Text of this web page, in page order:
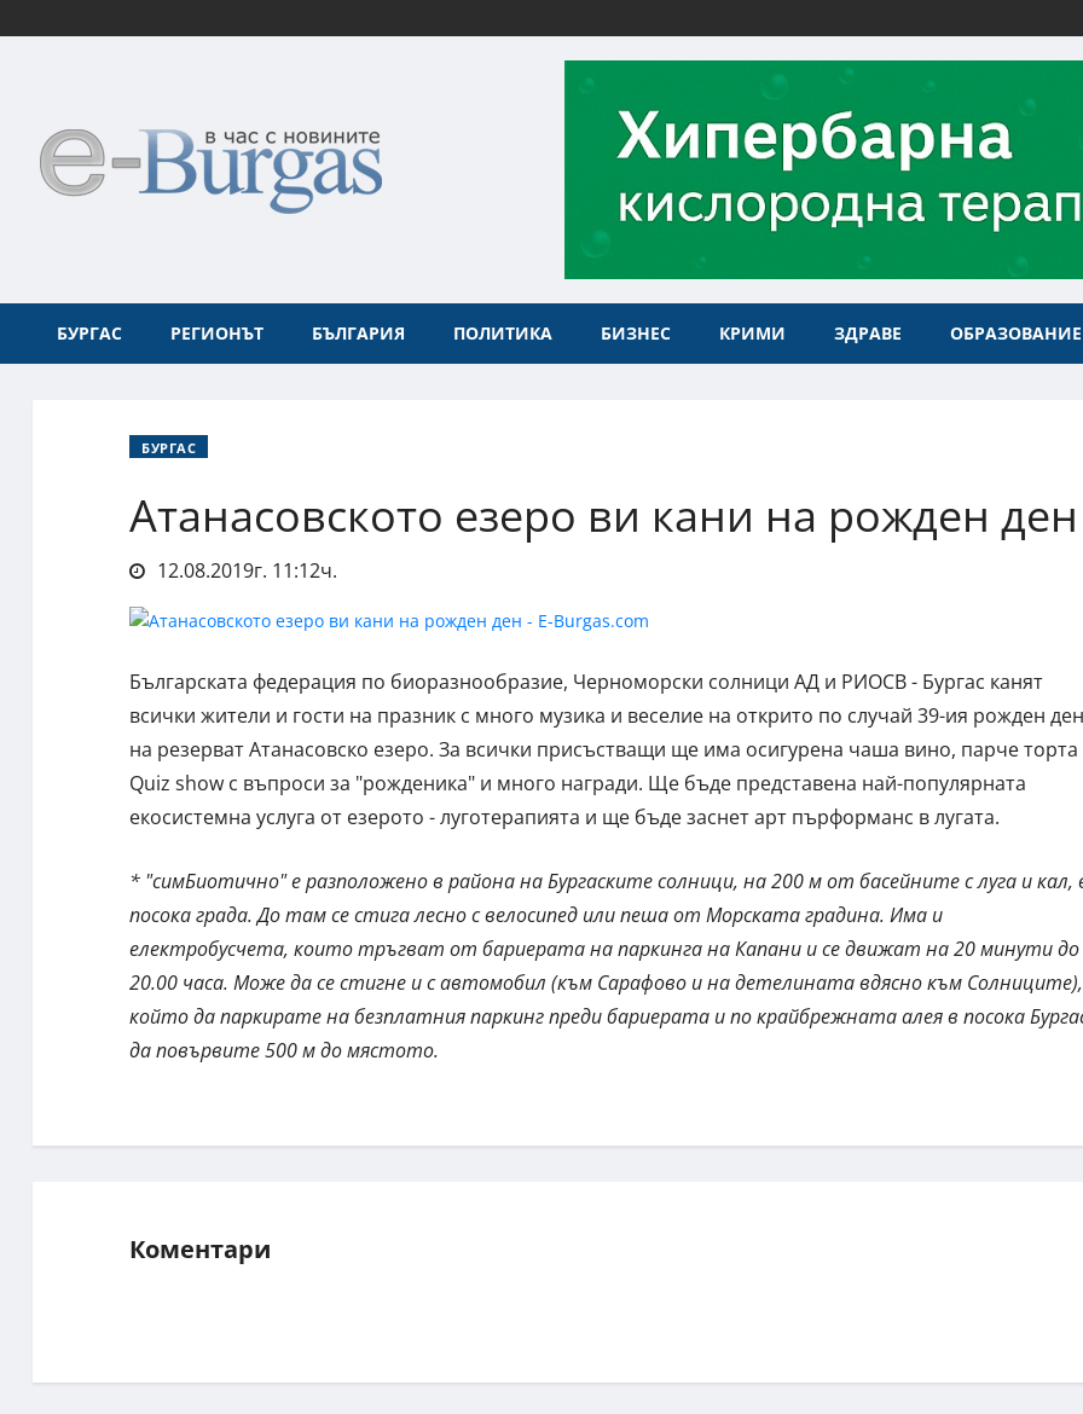
БУРГАС РЕГИОНЪТ БЪЛГАРИЯ ПОЛИТИКА БИЗНЕС КРИМИ ЗДРАВЕ ОБРАЗОВАНИЕ
БУРГАС
Атанасовското езеро ви кани на рожден ден
12.08.2019г. 11:12ч.
Българската федерация по биоразнообразие, Черноморски солници АД и РИОСВ - Бургас канят
всички жители и гости на празник с много музика и веселие на открито по случай 39-ия рожден ден
на резерват Атанасовско езеро. За всички присъстващи ще има осигурена чаша вино, парче торта
Quiz show с въпроси за "рожденика" и много награди. Ще бъде представена най-популярната
екосистемна услуга от езерото - луготерапията и ще бъде заснет арт пърформанс в лугата.
* "симБиотично" е разположено в района на Бургаските солници, на 200 м от басейните с луга и кал,
посока града. До там се стига лесно с велосипед или пеша от Морската градина. Има и
електробусчета, които тръгват от бариерата на паркинга на Капани и се движат на 20 минути до
20.00 часа. Може да се стигне и с автомобил (към Сарафово и на детелината вдясно към Солниците),
който да паркирате на безплатния паркинг преди бариерата и по крайбрежната алея в посока
да повървите 500 м до мястото.
Коментари